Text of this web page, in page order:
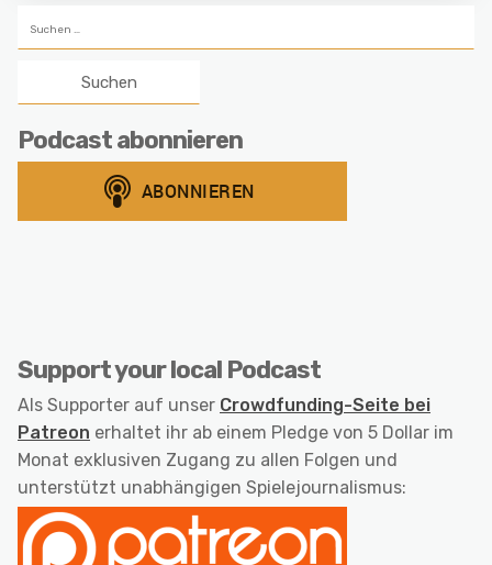
nach:
Podcast abonnieren
Support your local Podcast
Als Supporter auf unser Crowdfunding-Seite bei
Patreon erhaltet ihr ab einem Pledge von 5 Dollar im
Monat exklusiven Zugang zu allen Folgen und
unterstützt unabhängigen Spielejournalismus: